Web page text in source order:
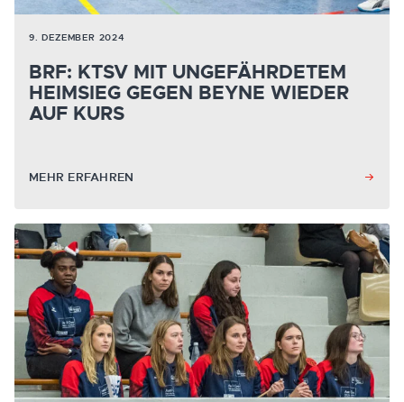
9. DEZEMBER 2024
BRF: KTSV MIT UNGEFÄHRDETEM
HEIMSIEG GEGEN BEYNE WIEDER
AUF KURS
MEHR ERFAHREN